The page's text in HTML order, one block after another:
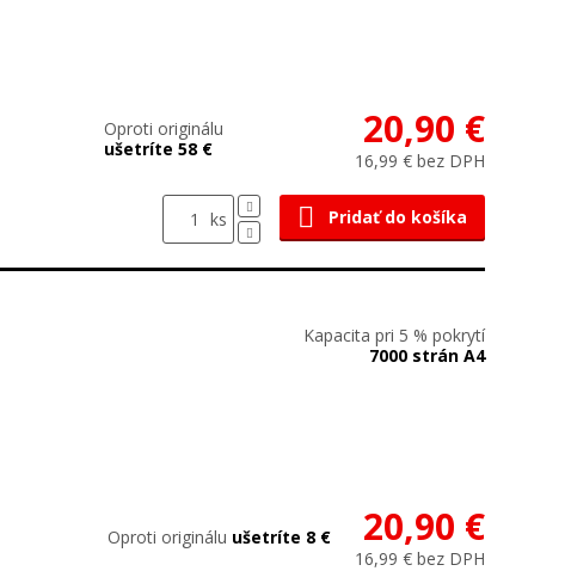
Oproti originálu
ušetríte 58 €
20,90 €
16,99 € bez DPH
ks Pridať do košíka
Kapacita pri 5 % pokrytí
7000 strán A4
Oproti originálu ušetríte 8 € 20,90 €
16,99 € bez DPH